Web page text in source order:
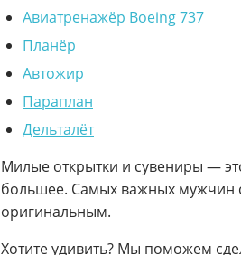
Авиатренажёр Boeing 737
Планёр
Автожир
Параплан
Дельталёт
Милые открытки и сувениры —
большее. Самых важных мужчин
оригинальным.
Хотите удивить? Мы поможем